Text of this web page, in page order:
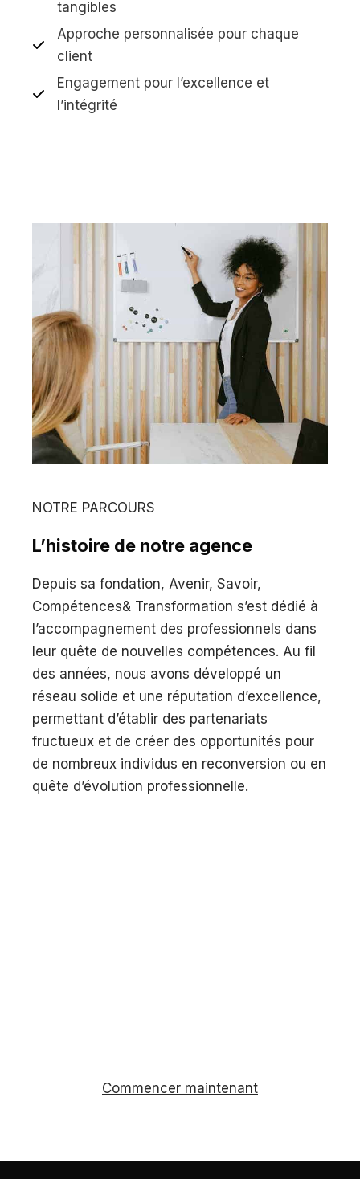
tangibles
Approche personnalisée pour chaque
client
Engagement pour l’excellence et
l’intégrité
NOTRE PARCOURS
L’histoire de notre agence
Depuis sa fondation, Avenir, Savoir,
Compétences& Transformation s’est dédié à
l’accompagnement des professionnels dans
leur quête de nouvelles compétences. Au fil
des années, nous avons développé un
réseau solide et une réputation d’excellence,
permettant d’établir des partenariats
fructueux et de créer des opportunités pour
de nombreux individus en reconversion ou en
quête d’évolution professionnelle.
Commencer maintenant